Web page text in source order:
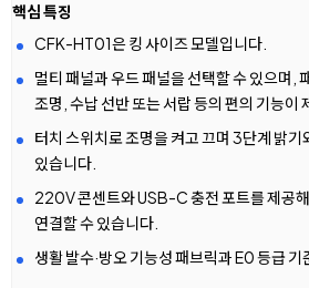
핵심 특징
CFK-HT01은 킹 사이즈 모델입니다.
멀티 패널과 우드 패널을 선택할 수 있으며,
조명, 수납 선반 또는 서랍 등의 편의 기능이
터치 스위치로 조명을 켜고 끄며 3단계 밝기
있습니다.
220V 콘센트와 USB-C 충전 포트를 제공
연결할 수 있습니다.
생활 발수·방오 기능성 패브릭과 E0 등급 기